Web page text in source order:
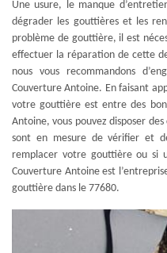
Une usure, le manque
dégrader les gouttières et les
problème de gouttière, il est
effectuer la réparation de cette
nous vous recommandons
Couverture Antoine. En faisant
votre gouttière est entre des
Antoine, vous pouvez disposer
sont en mesure de vérifier et
remplacer votre gouttière ou si
Couverture Antoine est
gouttière dans le 77680.